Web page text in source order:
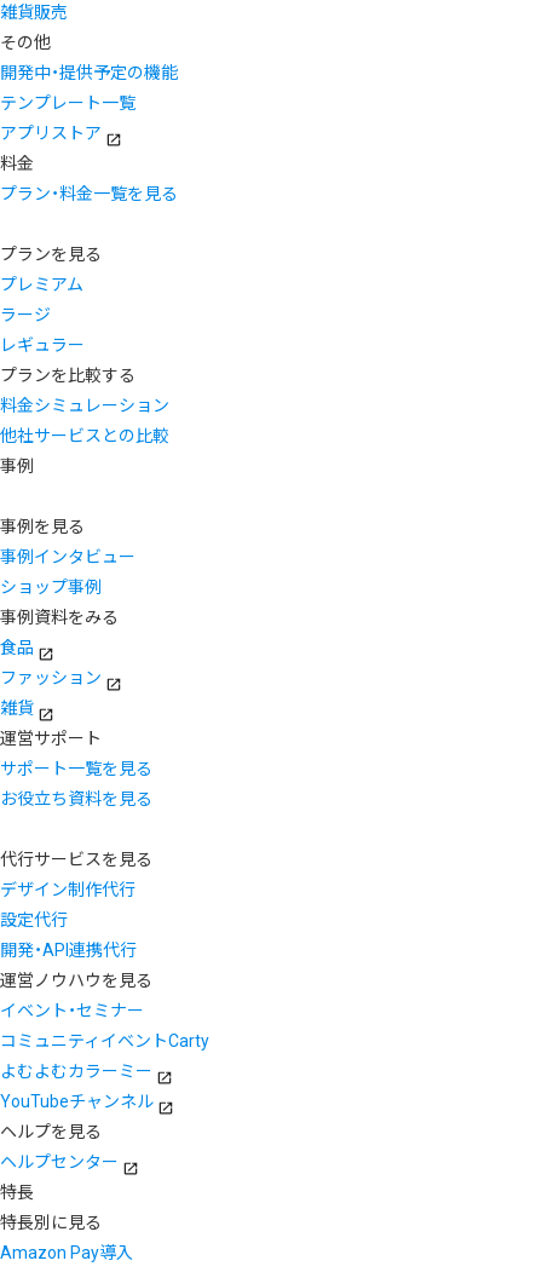
雑貨販売
その他
開発中・提供予定の機能
テンプレート一覧
アプリストア
料金
プラン・料金一覧を見る
プランを見る
プレミアム
ラージ
レギュラー
プランを比較する
料金シミュレーション
他社サービスとの比較
事例
事例を見る
事例インタビュー
ショップ事例
事例資料をみる
食品
ファッション
雑貨
運営サポート
サポート一覧を見る
お役立ち資料を見る
代行サービスを見る
デザイン制作代行
設定代行
開発・API連携代行
運営ノウハウを見る
イベント・セミナー
コミュニティイベントCarty
よむよむカラーミー
YouTubeチャンネル
ヘルプを見る
ヘルプセンター
特長
特長別に見る
Amazon Pay導入